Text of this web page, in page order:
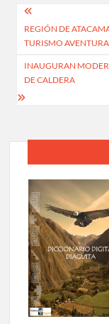
Navegación
de
entradas
REGIÓN DE
TURISMO
INAUGURAN
DE CALDERA